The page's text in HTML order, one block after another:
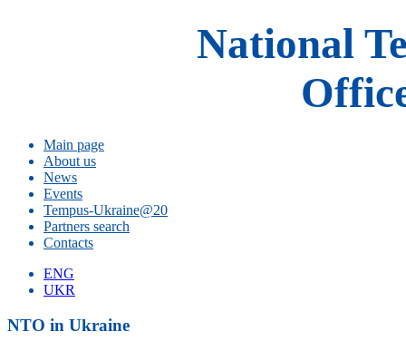
National
Main page
About us
News
Events
Tempus-Ukraine@20
Partners search
Contacts
ENG
UKR
NTO in Ukraine